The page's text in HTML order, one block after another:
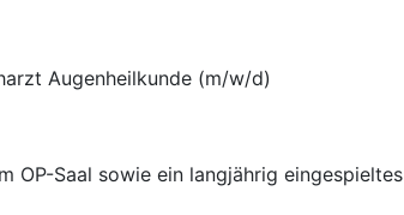
Augenheilkunde (m/w/d)
OP-Saal sowie ein langjährig eingespieltes